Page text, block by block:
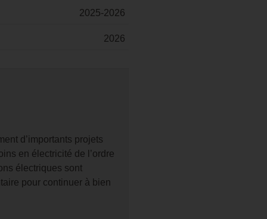
2025-2026
2026
d’importants projets
en électricité de l’ordre
électriques sont
pour continuer à bien